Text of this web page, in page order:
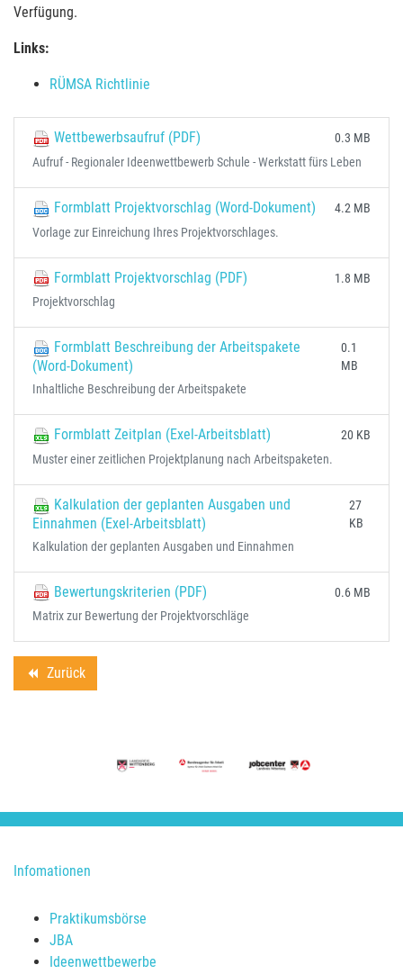
Verfügung.
Links:
RÜMSA Richtlinie
Wettbewerbsaufruf (PDF)
0.3 MB
Aufruf - Regionaler Ideenwettbewerb Schule - Werkstatt fürs Leben
Formblatt Projektvorschlag (Word-Dokument)
4.2 MB
Vorlage zur Einreichung Ihres Projektvorschlages.
Formblatt Projektvorschlag (PDF)
1.8 MB
Projektvorschlag
Formblatt Beschreibung der Arbeitspakete
(Word-Dokument)
0.1
MB
Inhaltliche Beschreibung der Arbeitspakete
Formblatt Zeitplan (Exel-Arbeitsblatt)
20 KB
Muster einer zeitlichen Projektplanung nach Arbeitspaketen.
Kalkulation der geplanten Ausgaben und
Einnahmen (Exel-Arbeitsblatt)
27
KB
Kalkulation der geplanten Ausgaben und Einnahmen
Bewertungskriterien (PDF)
0.6 MB
Matrix zur Bewertung der Projektvorschläge
backward Zurück
Infomationen
Praktikumsbörse
JBA
Ideenwettbewerbe